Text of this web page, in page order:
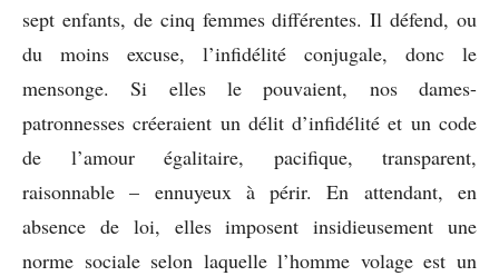
sept enfants, de cinq femmes différentes. Il défend, ou
du moins excuse, l’infidélité conjugale, donc le
mensonge. Si elles le pouvaient, nos dames-
patronnesses créeraient un délit d’infidélité et un code
de l’amour égalitaire, pacifique, transparent,
raisonnable – ennuyeux à périr. En attendant, en
absence de loi, elles imposent insidieusement une
norme sociale selon laquelle l’homme volage est un